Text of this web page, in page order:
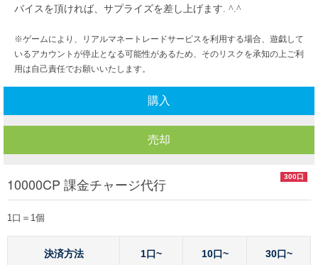
バイスを頂ければ、サプライズを差し上げます. ^.^
※ゲームにより、リアルマネートレードサービスを利用する場合、遊戯して
いるアカウントが停止となる可能性があるため、そのリスクを承知の上ご利
用は自己責任でお願いいたします。
購入
売却
300口
10000CP 課金チャージ代行
1口＝1個
決済方法 1口~ 10口~ 30口~